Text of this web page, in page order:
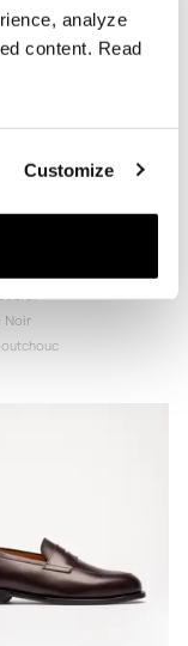
analyze
content. Read
Customize
Noir